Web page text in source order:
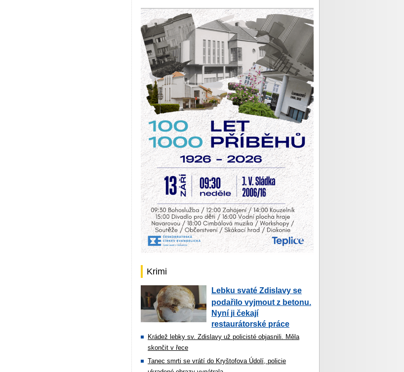
Krimi
Lebku svaté Zdislavy se
podařilo vyjmout z betonu.
Nyní ji čekají
restaurátorské práce
Krádež lebky sv. Zdislavy už policisté objasnili. Měla
skončit v řece
Tanec smrti se vrátí do Kryštofova Údolí, policie